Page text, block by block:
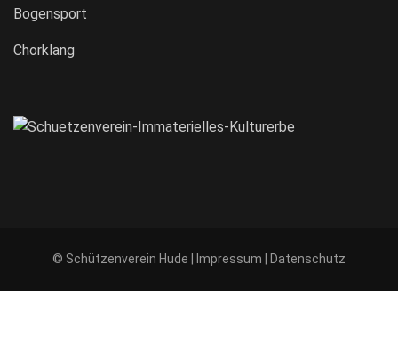
Bogensport
Chorklang
© Schützenverein Hude | Impressum | Datenschutz